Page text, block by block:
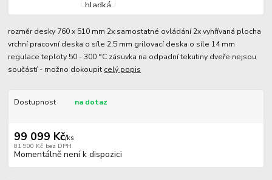
rozměr desky 760 x 510 mm 2x samostatné ovládání 2x vyhřívaná plocha
vrchní pracovní deska o síle 2,5 mm grilovací deska o síle 14 mm
regulace teploty 50 - 300 °C zásuvka na odpadní tekutiny dveře nejsou
součástí - možno dokoupit celý popis
Dostupnost na dotaz
99 099 Kč/ks
81 900 Kč bez DPH
Momentálně není k dispozici